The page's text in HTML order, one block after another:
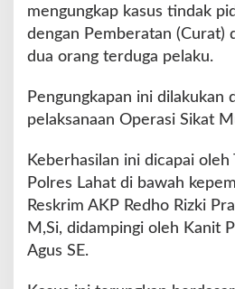
C
u
a
mengungkap kasus tindak
dengan Pemberatan (Curat)
dua orang terduga pelaku.
Pengungkapan ini dilakukan
pelaksanaan Operasi Sikat
Keberhasilan ini dicapai oleh
Polres Lahat di bawah
Reskrim AKP Redho Rizki
M,Si, didampingi oleh Kanit
Agus SE.